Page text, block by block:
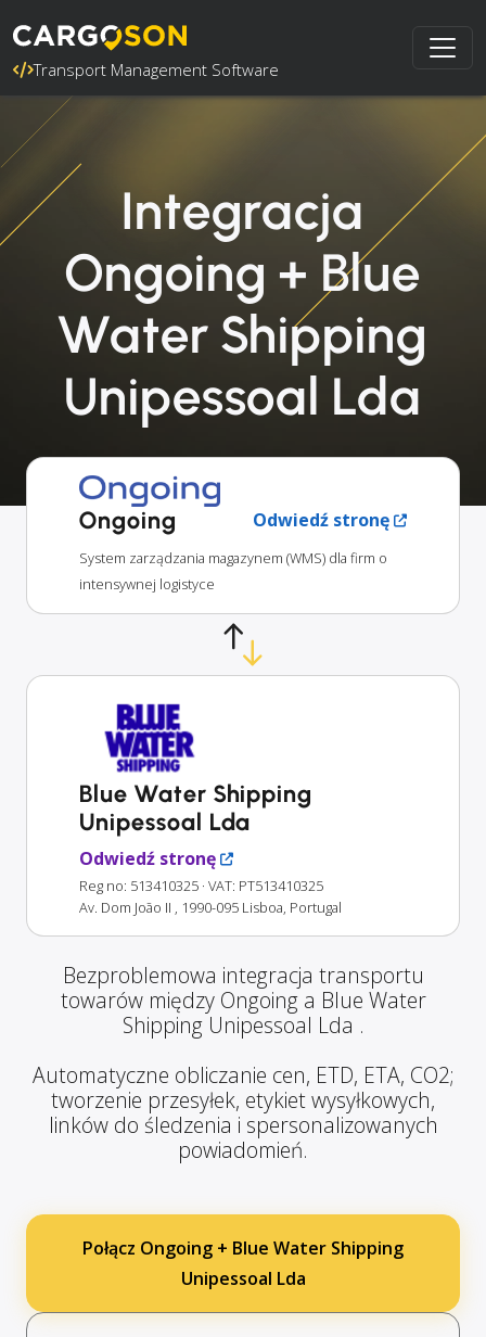
Transport Management Software
Integracja
Ongoing + Blue
Water Shipping
Unipessoal Lda
Ongoing Odwiedź stronę
System zarządzania magazynem (WMS) dla firm o
intensywnej logistyce
Blue Water Shipping
Unipessoal Lda
Odwiedź stronę
Reg no: 513410325 · VAT: PT513410325
Av. Dom João II , 1990-095 Lisboa, Portugal
Bezproblemowa integracja transportu
towarów między Ongoing a Blue Water
Shipping Unipessoal Lda .
Automatyczne obliczanie cen, ETD, ETA, CO2;
tworzenie przesyłek, etykiet wysyłkowych,
linków do śledzenia i spersonalizowanych
powiadomień.
Połącz Ongoing + Blue Water Shipping
Unipessoal Lda